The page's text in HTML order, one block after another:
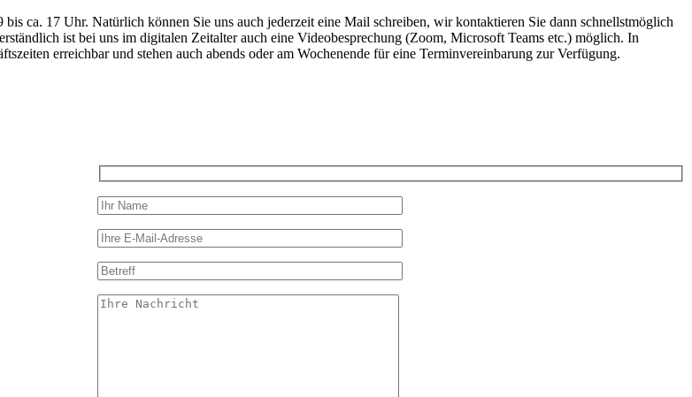
ca. 17 Uhr. Natürlich können Sie uns auch jederzeit eine Mail schreiben, wir kontaktieren Sie dann schnellstmöglich
ist bei uns im digitalen Zeitalter auch eine Videobesprechung (Zoom, Microsoft Teams etc.) möglich. In
erreichbar und stehen auch abends oder am Wochenende für eine Terminvereinbarung zur Verfügung.